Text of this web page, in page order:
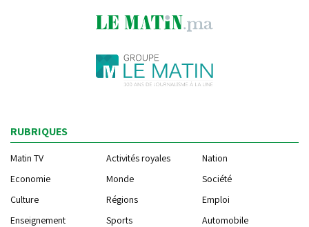
RUBRIQUES
Matin TV Activités royales
Nation
Economie
Monde
Société
Culture
Régions
Emploi
Enseignement
Sports
Automobile